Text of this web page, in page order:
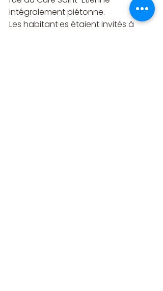
intégralement piétonne.
Les habitant·es étaient invités à